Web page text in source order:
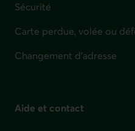
Sécurité
Carte perdue, volée ou
Changement d'adresse
Aide et contact